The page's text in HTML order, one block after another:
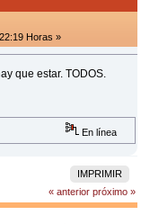
Horas »
que estar. TODOS.
En línea
IMPRIMIR
« anterior próximo »